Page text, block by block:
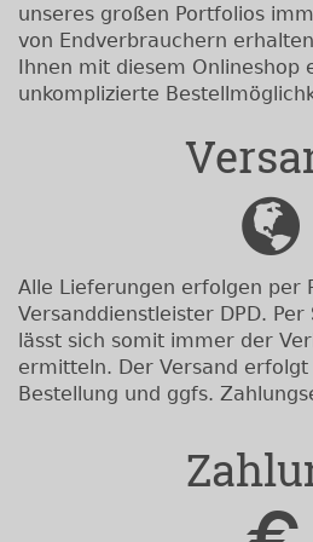
unseres großen Portfolios
von Endverbrauchern
Ihnen mit diesem Onlineshop
unkomplizierte
Alle Lieferungen erfolgen per
Versanddienstleister DPD.
lässt sich somit immer der
ermitteln. Der Versand
Bestellung und ggfs.